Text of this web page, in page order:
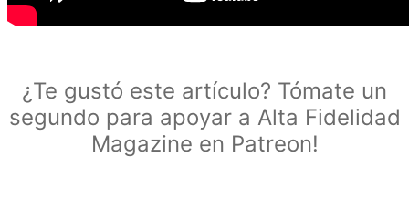
¿Te gustó este artículo? Tómate un
segundo para apoyar a Alta Fidelidad
Magazine en Patreon!